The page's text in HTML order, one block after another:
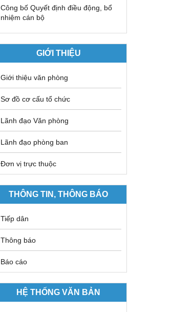
Công bố Quyết định điều động, bổ
nhiệm cán bộ
GIỚI THIỆU
Giới thiệu văn phòng
Sơ đồ cơ cấu tổ chức
Lãnh đạo Văn phòng
Lãnh đạo phòng ban
Đơn vị trực thuộc
THÔNG TIN, THÔNG BÁO
Tiếp dân
Thông báo
Báo cáo
HỆ THỐNG VĂN BẢN